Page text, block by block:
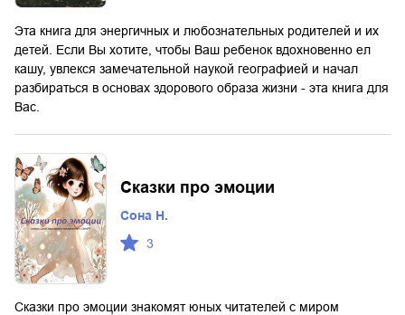
Эта книга для энергичных и любознательных родителей и их
детей. Если Вы хотите, чтобы Ваш ребенок вдохновенно ел
кашу, увлекся замечательной наукой географией и начал
разбираться в основах здорового образа жизни - эта книга для
Вас.
Сказки про эмоции
Сона Н.
3
Сказки про эмоции знакомят юных читателей с миром